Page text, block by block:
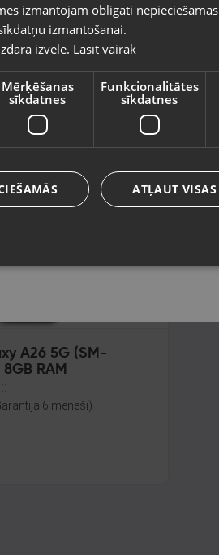
J3 2017 Duos
37
6 mēneši)
A26 5G (SM-
RAM
6 mēneši)
attēlots izvēlētajā valodā
izmantojam obligāti
izmantošanai.
izvēle. Lasīt vairāk
Mērķēšanas
sīkdatnes
Funkcionalitātes
sīkdatnes
ATĻAUT